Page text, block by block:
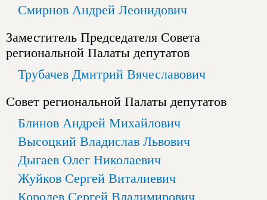
Смирнов Андрей Леонидович
Заместитель Председателя Совета
региональной Палаты депутатов
Трубачев Дмитрий Вячеславович
Совет региональной Палаты депутатов
Блинов Андрей Михайлович
Высоцкий Владислав Львович
Дыгаев Олег Николаевич
Жуйков Сергей Виталиевич
Королев Сергей Владимирович